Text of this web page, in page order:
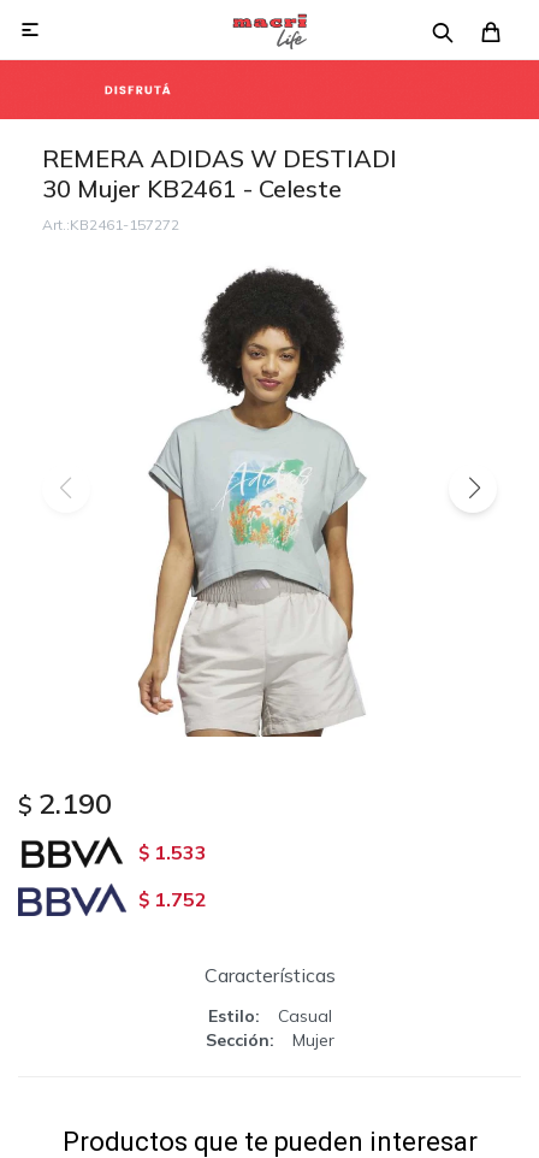

REMERA ADIDAS W DESTIADI
30 Mujer KB2461 - Celeste
KB2461-157272
$ 2.190
$ 1.533
$ 1.752
Características
Estilo
Casual
Sección
Mujer
Productos que te pueden interesar